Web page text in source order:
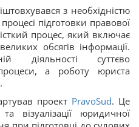
з необхідністю
підготовки правової
процес, який включає
обсягів інформації.
діяльності суттєво
а роботу юриста
проект PravoSud. Це
візуалізації юридичної